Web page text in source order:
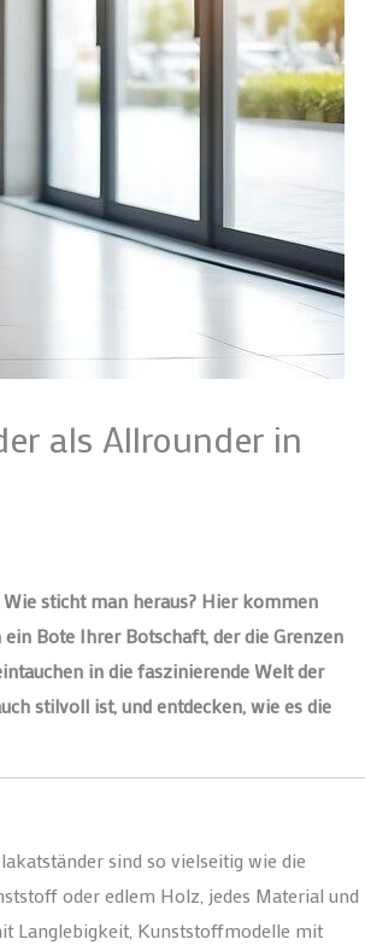
als Allrounder in
sticht man heraus? Hier kommen
Bote Ihrer Botschaft, der die Grenzen
in die faszinierende Welt der
stilvoll ist, und entdecken, wie es die
sind so vielseitig wie die
oder edlem Holz, jedes Material und
Langlebigkeit, Kunststoffmodelle mit